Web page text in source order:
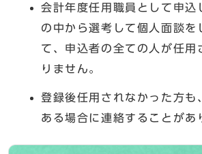
会計年度任用職員として申込
の中から選考して個人面談を
て、申込者の全ての人が任用
りません。
登録後任用されなかった方も
ある場合に連絡することがあ